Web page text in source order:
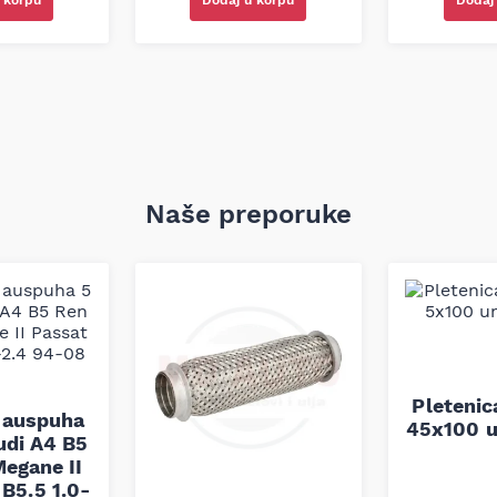
Naše preporuke
A4 B5
II
1.0-
45x100